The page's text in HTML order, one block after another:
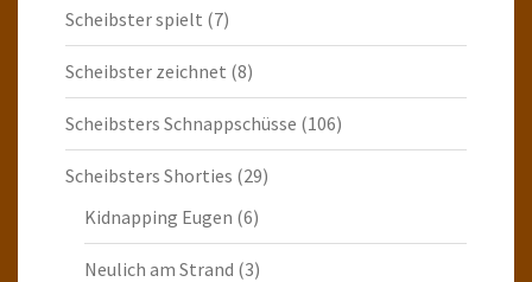
Scheibster spielt (7)
Scheibster zeichnet (8)
Scheibsters Schnappschüsse (106)
Scheibsters Shorties (29)
Kidnapping Eugen (6)
Neulich am Strand (3)